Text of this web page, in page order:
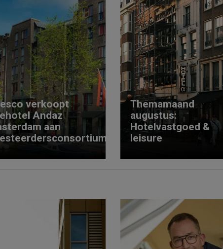
verkoopt
Andaz
aan
Themamaand
augustus:
Hotelvastgoed &
leisure